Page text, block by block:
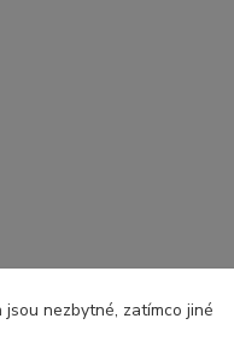
nezbytné, zatímco jiné